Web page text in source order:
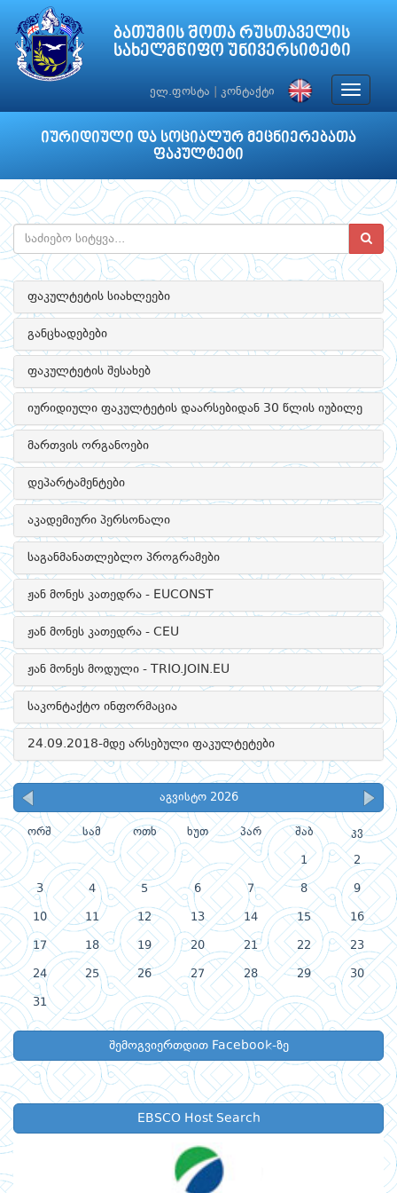
ბათუმის შოთა რუსთაველის
სახელმწიფო უნივერსიტეტი
ელ.ფოსტა კონტაქტი
Toggle
იურიდიული და სოციალურ მეცნიერებათა
ფაკულტეტი
ფაკულტეტის სიახლეები
განცხადებები
ფაკულტეტის შესახებ
იურიდიული ფაკულტეტის დაარსებიდან 30 წლის იუბილე
მართვის ორგანოები
დეპარტამენტები
აკადემიური პერსონალი
საგანმანათლებლო პროგრამები
ჟან მონეს კათედრა - EUCONST
ჟან მონეს კათედრა - CEU
ჟან მონეს მოდული - TRIO.JOIN.EU
საკონტაქტო ინფორმაცია
24.09.2018-მდე არსებული ფაკულტეტები
აგვისტო 2026
ორშ სამ ოთხ ხუთ პარ შაბ კვ
1 2
3 4 5 6 7 8 9
10 11 12 13 14 15 16
17 18 19 20 21 22 23
24 25 26 27 28 29 30
31
შემოგვიერთდით Facebook-ზე
EBSCO Host Search